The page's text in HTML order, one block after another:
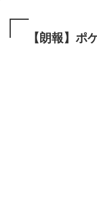
【朗報】ポ